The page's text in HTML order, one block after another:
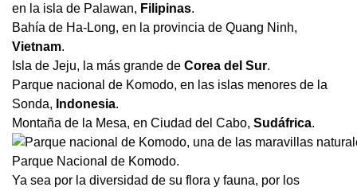
en la isla de Palawan, Filipinas.
Bahía de Ha-Long, en la provincia de Quang Ninh,
Vietnam.
Isla de Jeju, la más grande de Corea del Sur.
Parque nacional de Komodo, en las islas menores de la
Sonda, Indonesia.
Montaña de la Mesa, en Ciudad del Cabo, Sudáfrica.
Parque Nacional de Komodo.
Ya sea por la diversidad de su flora y fauna, por los